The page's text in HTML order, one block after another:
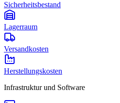
Sicherheitsbestand
Lagerraum
Versandkosten
Herstellungskosten
Infrastruktur und Software